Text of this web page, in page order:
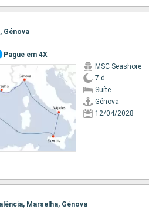
Génova
Pague em 4X
MSC Seashore
7 d
Suíte
Génova
12/04/2028
Marselha, Génova